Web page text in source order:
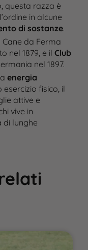
questa razza è
in alcune
di sostanze.
Cane da Ferma
nel 1879, e il Club
nel 1897.
energia
fisico, il
attive e
vive in
di lunghe